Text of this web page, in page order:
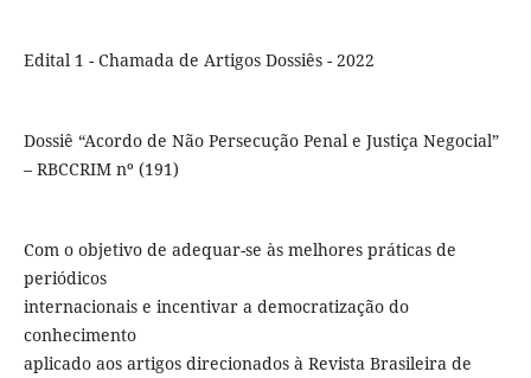
Edital 1 - Chamada de Artigos Dossiês - 2022
Dossiê “Acordo de Não Persecução Penal e Justiça Negocial”
– RBCCRIM nº (191)
Com o objetivo de adequar-se às melhores práticas de
periódicos
internacionais e incentivar a democratização do
conhecimento
aplicado aos artigos direcionados à Revista Brasileira de